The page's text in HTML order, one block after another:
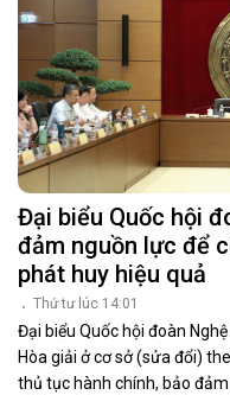
Đại biểu Quốc hội
đảm nguồn lực để
phát huy hiệu quả
Thứ tư lúc 14:01
Đại biểu Quốc hội đoàn
Hòa giải ở cơ sở (sửa đổi)
thủ tục hành chính, bảo